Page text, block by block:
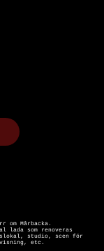
om Mårbacka.
lada som renoveras
studio, scen för
etc.